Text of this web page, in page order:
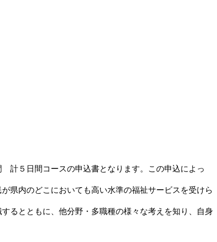
計５日間コースの申込書となります。この申込によっ
県内のどこにおいても高い水準の福祉サービスを受けら
るとともに、他分野・多職種の様々な考えを知り、自身